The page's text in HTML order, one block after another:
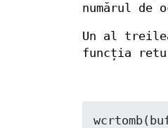
numărul
Un al
funcția